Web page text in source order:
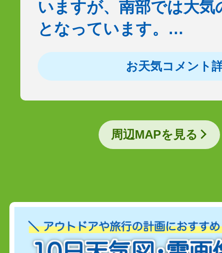
いますが、南部では大気
となっています。…
お天気コメント
周辺MAPを見る